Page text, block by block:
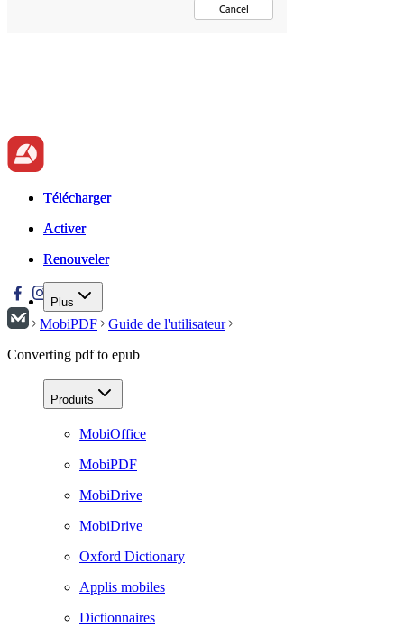
Télécharger
Activer
Renouveler
Plus
Télécharger
Activer
Renouveler
MobiPDF
Guide de l'utilisateur
Converting pdf to epub
Produits
MobiOffice
MobiPDF
MobiDrive
MobiDrive
Oxford Dictionary
Applis mobiles
Dictionnaires